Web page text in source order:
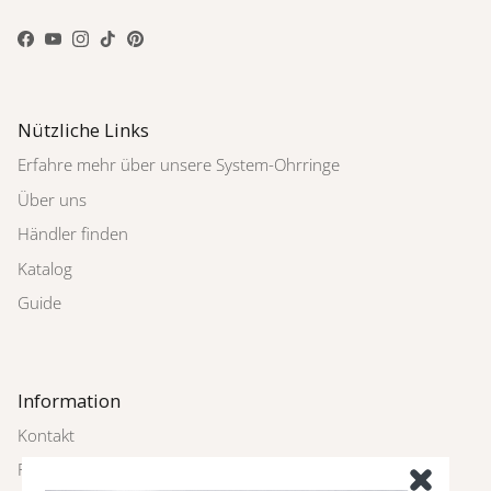
Facebook
YouTube
Instagram
TikTokPinterest
Nützliche Links
Erfahre mehr über unsere System-Ohrringe
Über uns
Händler finden
Katalog
Guide
Information
Kontakt
Rückgabe